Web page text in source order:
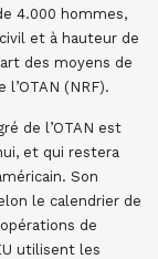
4.000 hommes,
et à hauteur de
des moyens de
(NRF).
de l’OTAN est
et qui restera
Son
le calendrier de
de
utilisent les